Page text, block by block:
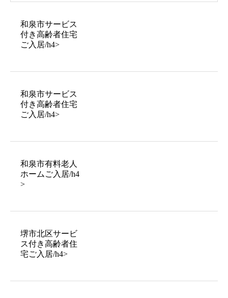
和泉市サービス
付き高齢者住宅
ご入居/h4>
和泉市サービス
付き高齢者住宅
ご入居/h4>
和泉市有料老人
ホームご入居/h4
>
堺市北区サービ
ス付き高齢者住
宅ご入居/h4>